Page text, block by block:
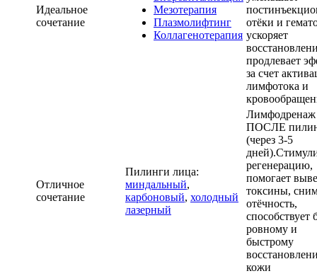
Идеальное
сочетание
Мезотерапия
Плазмолифтинг
Коллагенотерапия
отёки и
ускоряет
продлевает
за счет
лимфотока и
Отличное
сочетание
Пилинги лица:
миндальный,
карбоновый, холодный
лазерный
Лимфодренаж
ПОСЛЕ
(через 3-5
регенерацию,
помогает
токсины,
отёчность,
способствует
ровному и
быстрому
кожи